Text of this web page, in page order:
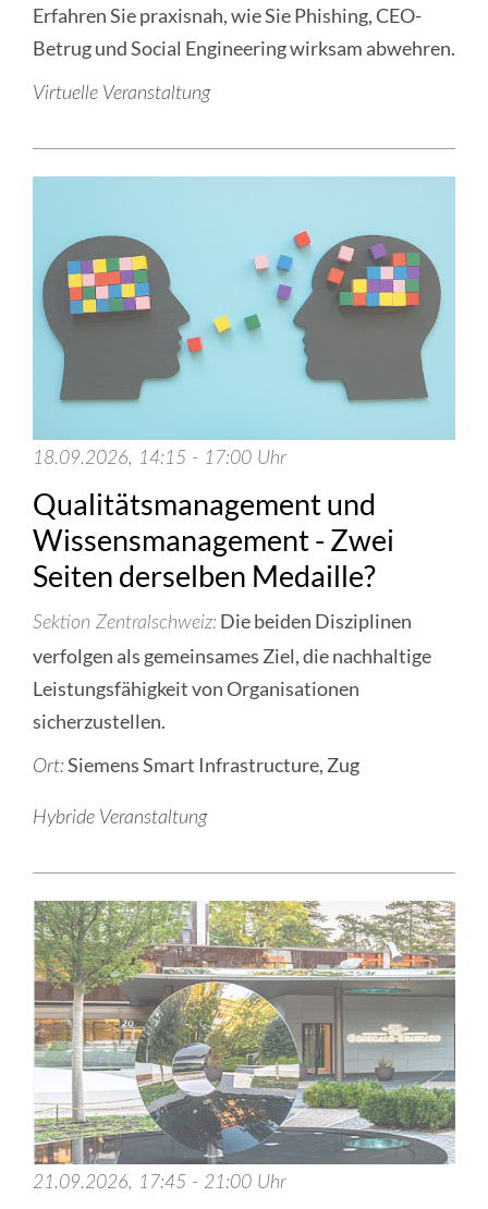
Erfahren Sie praxisnah, wie Sie Phishing, CEO-
Betrug und Social Engineering wirksam abwehren.
Virtuelle Veranstaltung
18.09.2026, 14:15 - 17:00 Uhr
Qualitätsmanagement und
Wissensmanagement - Zwei
Seiten derselben Medaille?
Sektion Zentralschweiz Die beiden Disziplinen
verfolgen als gemeinsames Ziel, die nachhaltige
Leistungsfähigkeit von Organisationen
sicherzustellen.
Ort: Siemens Smart Infrastructure, Zug
Hybride Veranstaltung
21.09.2026, 17:45 - 21:00 Uhr